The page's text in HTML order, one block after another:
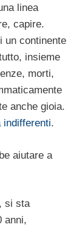
linea
capire.
un continente
insieme
morti,
anche gioia.
indifferenti.
aiutare a
si sta
anni,